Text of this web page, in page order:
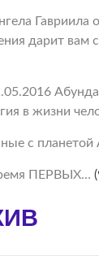
Гавриила
дарит вам
в жизни
с планетой
ПЕРВЫХ…